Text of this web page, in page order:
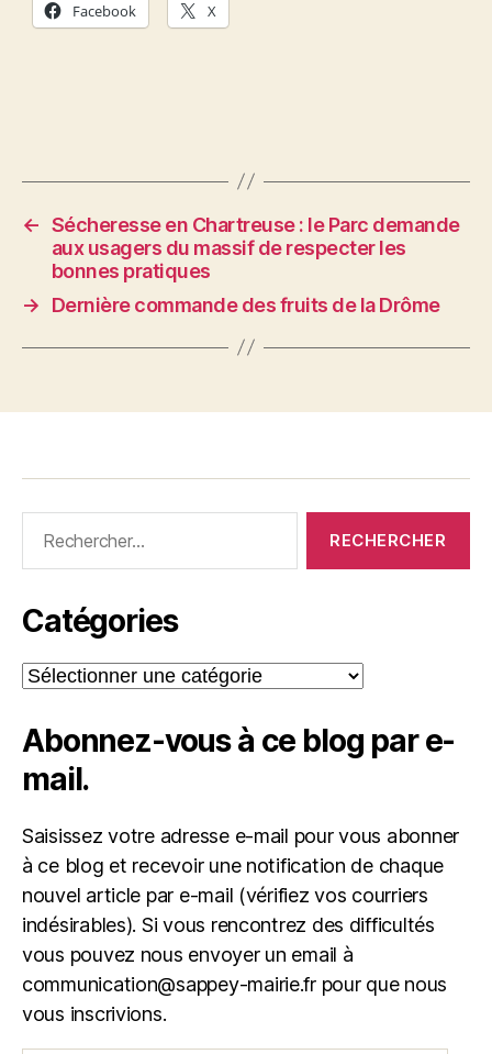
Facebook X
← Sécheresse en Chartreuse : le Parc demande
aux usagers du massif de respecter les
bonnes pratiques
→
Dernière commande des fruits de la Drôme
Catégories
Catégories
Abonnez-vous à ce blog par e-
mail.
Saisissez votre adresse e-mail pour vous abonner
à ce blog et recevoir une notification de chaque
nouvel article par e-mail (vérifiez vos courriers
indésirables). Si vous rencontrez des difficultés
vous pouvez nous envoyer un email à
communication@sappey-mairie.fr pour que nous
vous inscrivions.